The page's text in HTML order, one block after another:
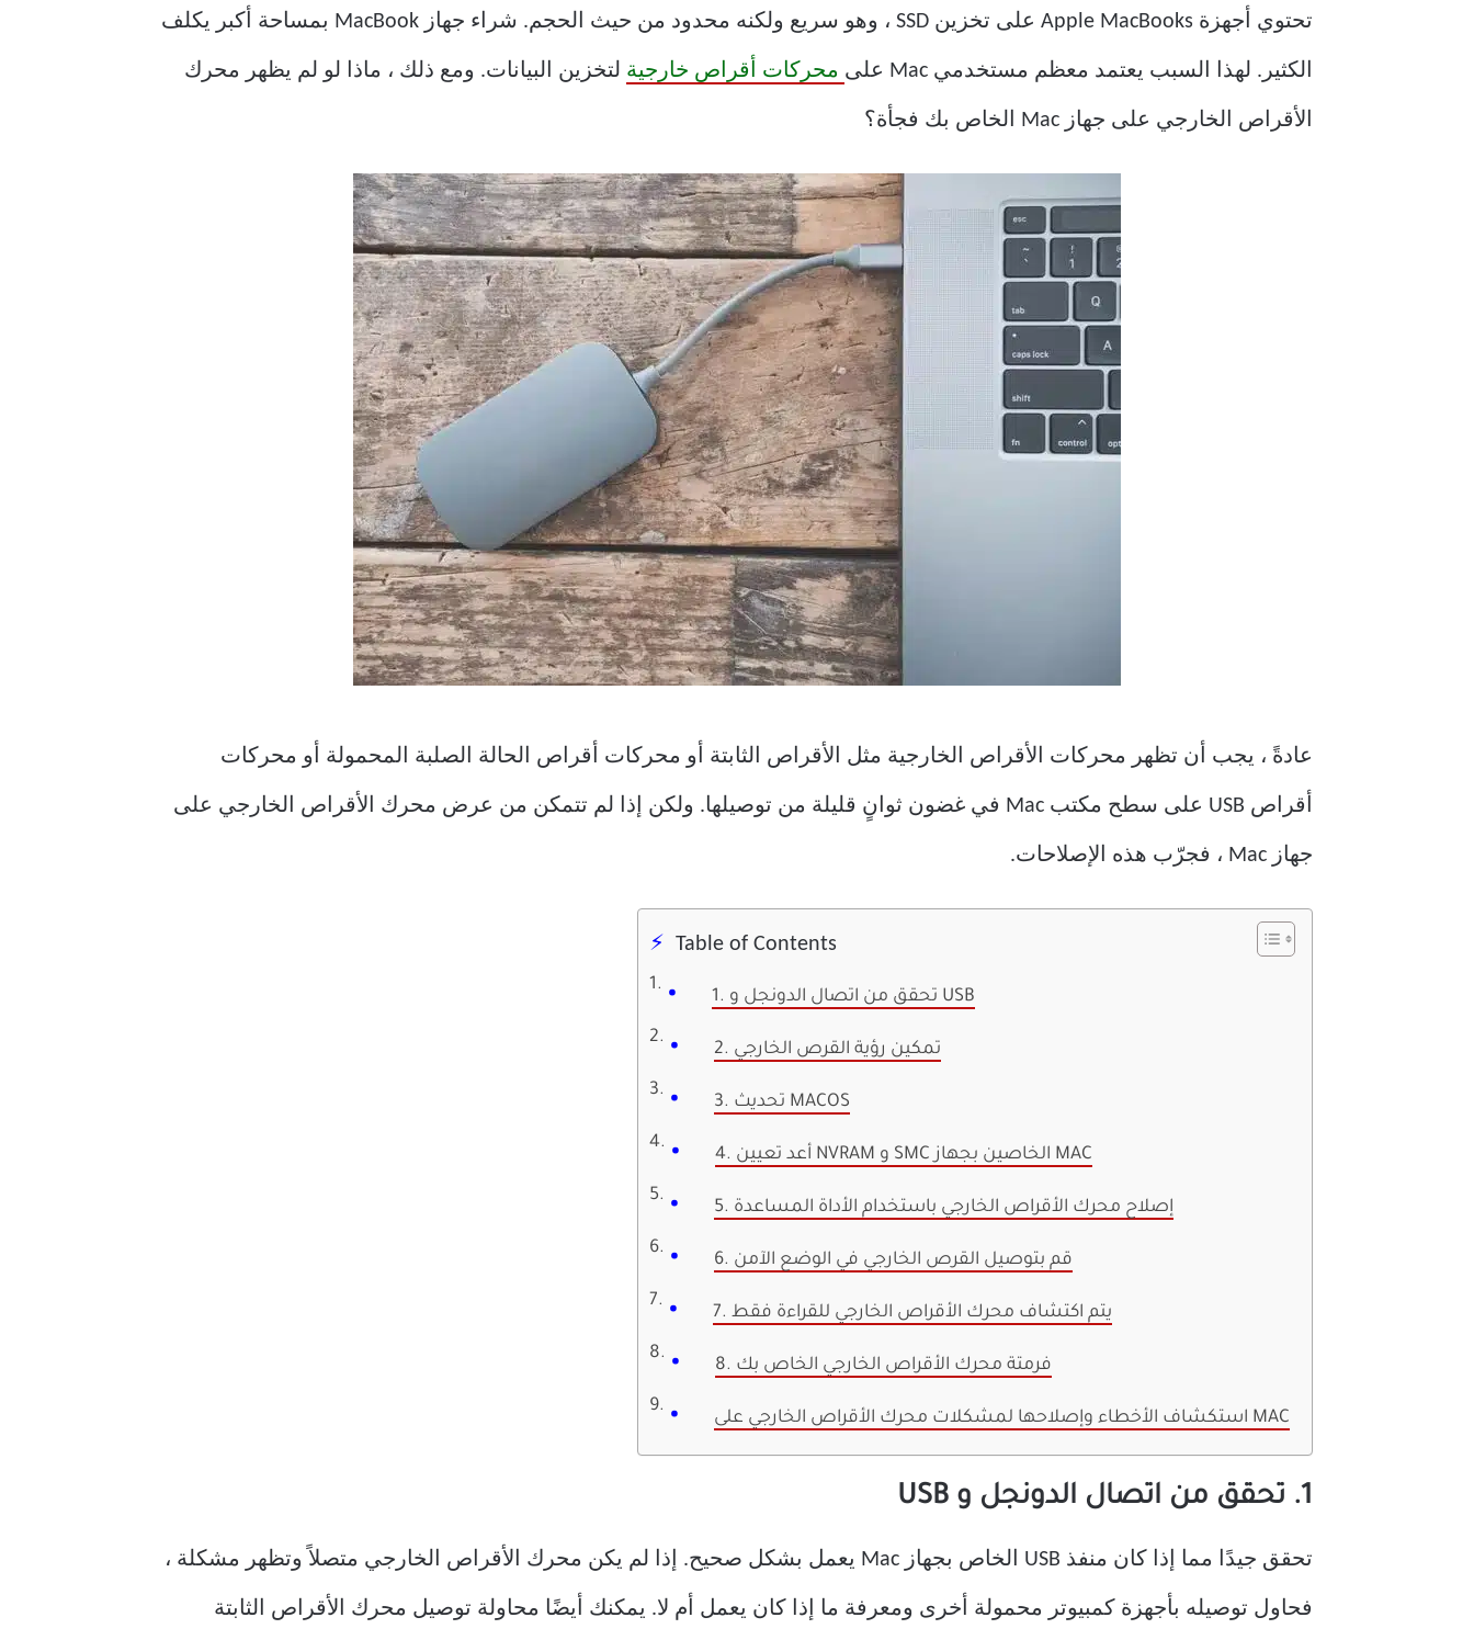
تحتوي أجهزة Apple MacBooks على تخزين SSD ، وهو سريع ولكنه محدود من حيث الحجم. شراء جهاز MacBook بمساحة أكبر يكلف
الكثير. لهذا السبب يعتمد معظم مستخدمي Mac على محركات أقراص خارجية لتخزين البيانات. ومع ذلك ، ماذا لو لم يظهر محرك
الأقراص الخارجي على جهاز Mac الخاص بك فجأة؟
عادةً ، يجب أن تظهر محركات الأقراص الخارجية مثل الأقراص الثابتة أو محركات أقراص الحالة الصلبة المحمولة أو محركات
أقراص USB على سطح مكتب Mac في غضون ثوانٍ قليلة من توصيلها. ولكن إذا لم تتمكن من عرض محرك الأقراص الخارجي على
جهاز Mac ، فجرّب هذه الإصلاحات.
Table of Contents
1. تحقق من اتصال الدونجل و USB
2. تمكين رؤية القرص الخارجي
3. تحديث MACOS
4. أعد تعيين NVRAM و SMC الخاصين بجهاز MAC
5. إصلاح محرك الأقراص الخارجي باستخدام الأداة المساعدة
6. قم بتوصيل القرص الخارجي في الوضع الآمن
7. يتم اكتشاف محرك الأقراص الخارجي للقراءة فقط
8. فرمتة محرك الأقراص الخارجي الخاص بك
استكشاف الأخطاء وإصلاحها لمشكلات محرك الأقراص الخارجي على MAC
1. تحقق من اتصال الدونجل و USB
تحقق جيدًا مما إذا كان منفذ USB الخاص بجهاز Mac يعمل بشكل صحيح. إذا لم يكن محرك الأقراص الخارجي متصلاً وتظهر مشكلة ،
فحاول توصيله بأجهزة كمبيوتر محمولة أخرى ومعرفة ما إذا كان يعمل أم لا. يمكنك أيضًا محاولة توصيل محرك الأقراص الثابتة